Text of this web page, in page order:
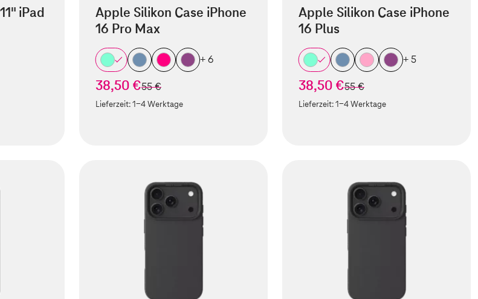
iPad
Apple Silikon Case iPhone
16 Pro Max
+ 6
38,50 €statt
55 €
Lieferzeit:1-4 Werktage
Apple Silikon Case iPhone
16 Plus
+ 5
38,50 €statt
55 €
Lieferzeit:1-4 Werktage